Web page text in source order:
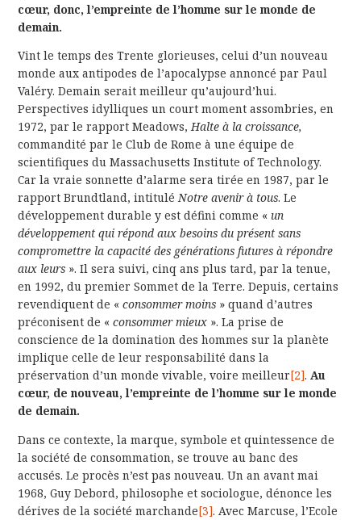
cœur, donc, l’empreinte de l’homme sur le monde de
demain.
Vint le temps des Trente glorieuses, celui d’un nouveau
monde aux antipodes de l’apocalypse annoncé par Paul
Valéry. Demain serait meilleur qu’aujourd’hui.
Perspectives idylliques un court moment assombries, en
1972, par le rapport Meadows,Halte à la croissance,
commandité par le Club de Rome à une équipe de
scientifiques du Massachusetts Institute of Technology.
Car la vraie sonnette d’alarme sera tirée en 1987, par le
rapport Brundtland, intituléNotre avenir à tous. Le
développement durable y est défini comme « un
développement qui répond aux besoins du présent sans
compromettre la capacité des générations futures à répondre
aux leurs ». Il sera suivi, cinq ans plus tard, par la tenue,
en 1992, du premier Sommet de la Terre. Depuis, certains
revendiquent de «consommer moins » quand d’autres
préconisent de «consommer mieux ». La prise de
conscience de la domination des hommes sur la planète
implique celle de leur responsabilité dans la
préservation d’un monde vivable, voire meilleur[2].Au
cœur, de nouveau, l’empreinte de l’homme sur le monde
de demain.
Dans ce contexte, la marque, symbole et quintessence de
la société de consommation, se trouve au banc des
accusés. Le procès n’est pas nouveau. Un an avant mai
1968, Guy Debord, philosophe et sociologue, dénonce les
dérives de la société marchande[3]. Avec Marcuse, l’Ecole